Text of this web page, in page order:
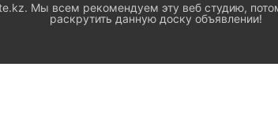
Мы всем рекомендуем эту веб студию,
раскрутить данную доску объявлении!